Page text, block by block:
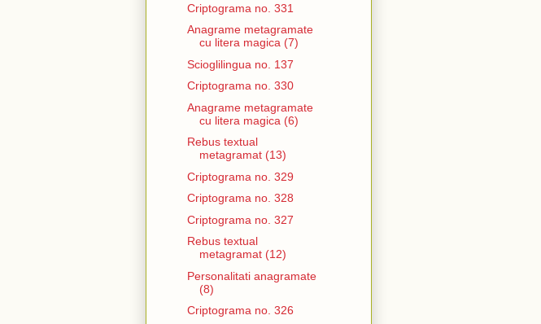
Criptograma no. 331
Anagrame metagramate
cu litera magica (7)
Scioglilingua no. 137
Criptograma no. 330
Anagrame metagramate
cu litera magica (6)
Rebus textual
metagramat (13)
Criptograma no. 329
Criptograma no. 328
Criptograma no. 327
Rebus textual
metagramat (12)
Personalitati anagramate
(8)
Criptograma no. 326